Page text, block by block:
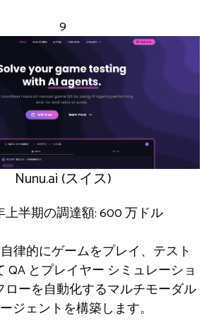
9
Nunu.ai (スイス)
上半期の調達額: 600 万ドル
律的にゲームをプレイ、テスト
QA とプレイヤー シミュレーショ
ローを自動化するマルチモーダル
ジェントを構築します。